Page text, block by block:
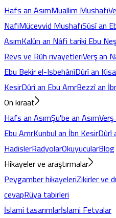
Hafs an AsımMuallim Mushafı
NafiMücevvid MushafıSûsî an
AsımKalûn an Nâfi tariki Ebu
Revs ve Rûh rivayetleriVerş an
Ebu Bekir el-IsbehânîDûrî an
KesirDûrî an Ebu AmrBezzî an
On kıraat
Hafs an AsımŞu'be an Asım
Ebu AmrKunbul an İbn KesirDûrî
HadislerRadyolarOkuyucularBlog
Hikayeler ve araştırmalar
Peygamber hikayeleriZikirler ve
cevapRüya tabirleri
İslami tasarımlarİslami Fetvalar